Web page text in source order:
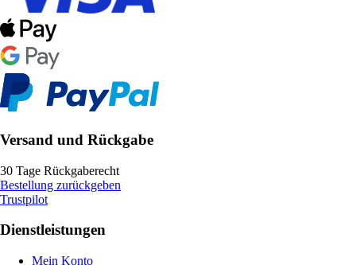
Versand und Rückgabe
30 Tage Rückgaberecht
Bestellung zurückgeben
Trustpilot
Dienstleistungen
Mein Konto